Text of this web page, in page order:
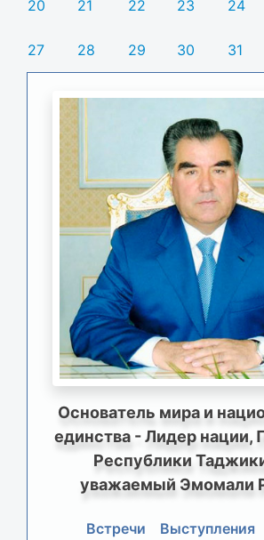
20 21 22 23 24
27 28 29 30 31
Основатель мира и
единства - Лидер нации,
Республики
уважаемый Эмомали
Встречи Выступления